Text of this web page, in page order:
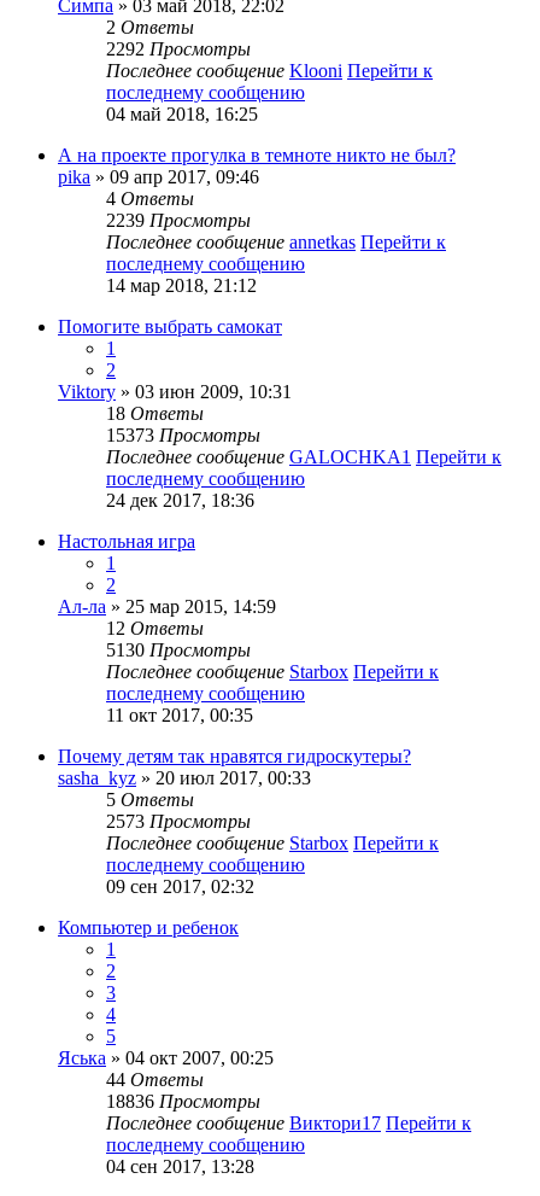
Симпа » 03 май 2018, 22:02
2 Ответы
2292 Просмотры
Последнее сообщение Klooni Перейти к
последнему сообщению
04 май 2018, 16:25
А на проекте прогулка в темноте никто не был?
pika » 09 апр 2017, 09:46
4 Ответы
2239 Просмотры
Последнее сообщение annetkas Перейти к
последнему сообщению
14 мар 2018, 21:12
Помогите выбрать самокат
1
2
Viktory » 03 июн 2009, 10:31
18 Ответы
15373 Просмотры
Последнее сообщение GALOCHKA1 Перейти к
последнему сообщению
24 дек 2017, 18:36
Настольная игра
1
2
Ал-ла » 25 мар 2015, 14:59
12 Ответы
5130 Просмотры
Последнее сообщение Starbox Перейти к
последнему сообщению
11 окт 2017, 00:35
Почему детям так нравятся гидроскутеры?
sasha_kyz » 20 июл 2017, 00:33
5 Ответы
2573 Просмотры
Последнее сообщение Starbox Перейти к
последнему сообщению
09 сен 2017, 02:32
Компьютер и ребенок
1
2
3
4
5
Яська » 04 окт 2007, 00:25
44 Ответы
18836 Просмотры
Последнее сообщение Виктори17 Перейти к
последнему сообщению
04 сен 2017, 13:28